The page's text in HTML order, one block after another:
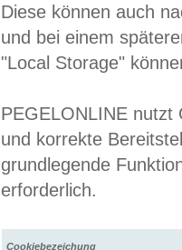
Diese können auch
und bei einem
"Local Storage"
PEGELONLINE nutzt
und korrekte
grundlegende
erforderlich.
Cookiebezeichung